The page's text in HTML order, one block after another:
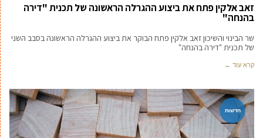
זאב אלקין פתח את ביצוע ההגרלה הראשונה של תכנית "דירה
בהנחה"
שר הבינוי והשיכון זאב אלקין פתח הבוקר את ביצוע ההגרלה הראשונה בסבב השני
של תכנית "דירה בהנחה"
קרא עוד ←
חדשות